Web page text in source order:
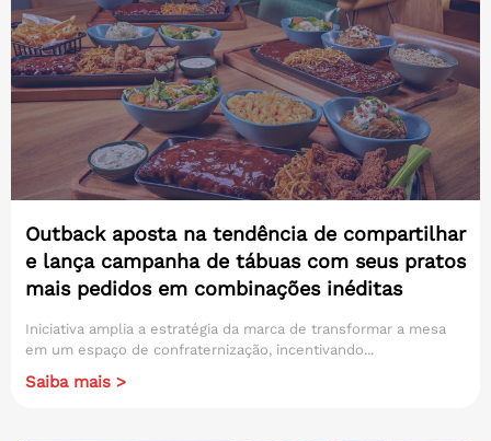
Outback aposta na tendência de compartilhar
e lança campanha de tábuas com seus pratos
mais pedidos em combinações inéditas
Iniciativa amplia a estratégia da marca de transformar a mesa
em um espaço de confraternização, incentivando...
Saiba mais >